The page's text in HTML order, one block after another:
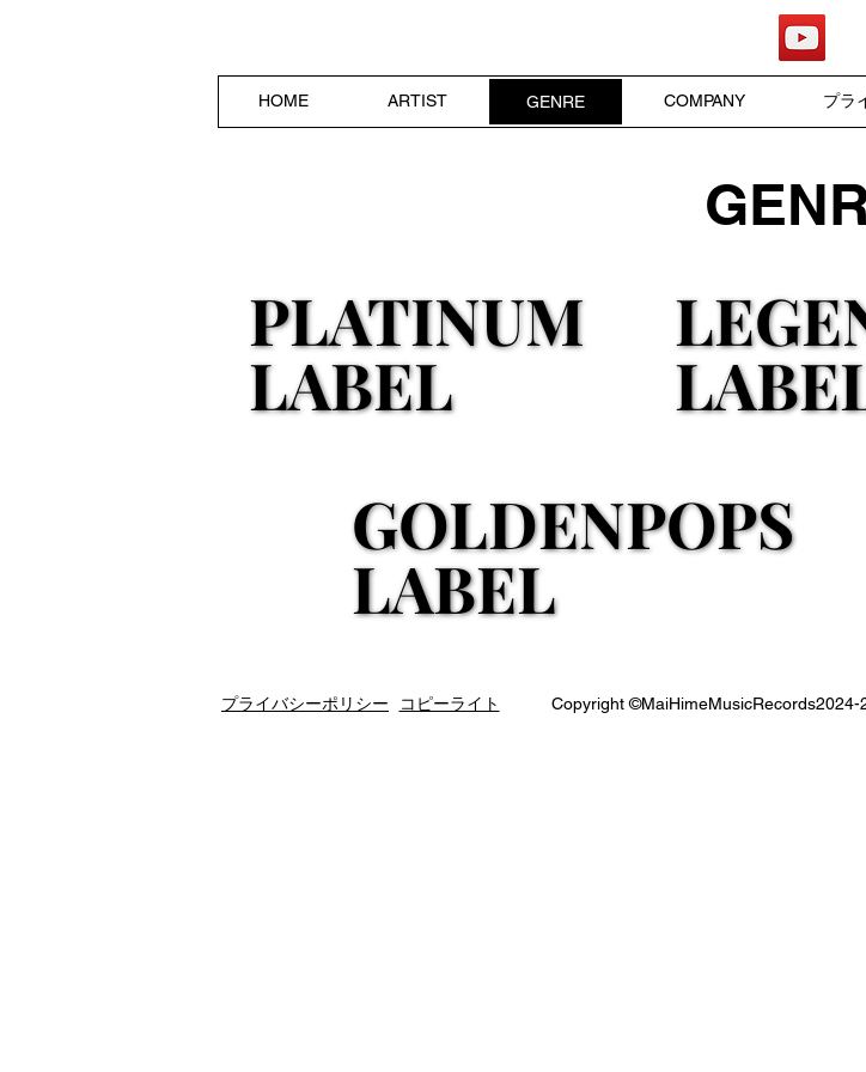
PLATINUM
LABEL
PLATINUM
LABEL
GOLDENPOPS
LABEL
GOLDENPOPS
LABEL
HOME ARTIST GENRE COMPANY プラ
プライバシーポリシー コピーライト Copyright ©MaiHimeMusicRecords2024-